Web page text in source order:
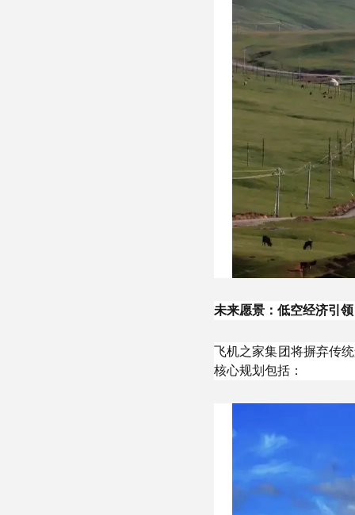
未来愿景：低空经济引
飞机之家集团将摒弃传
核心规划包括：